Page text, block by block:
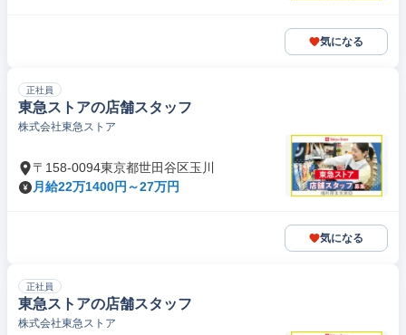
気になる
正社員
東急ストアの店舗スタッフ
株式会社東急ストア
〒158-0094東京都世田谷区玉川
月給22万1400円～27万円
気になる
正社員
東急ストアの店舗スタッフ
株式会社東急ストア